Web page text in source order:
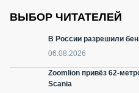
ВЫБОР ЧИТАТЕЛЕЙ
В России разрешили
06.08.2026
Zoomlion привёз 62-
Scania